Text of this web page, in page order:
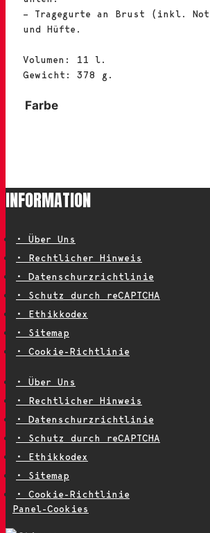
– Tragegurte an Brust (inkl.
und Hüfte.
Volumen: 11 l.
Gewicht: 378 g.
Farbe
INFORMATION
• Über Uns
• Rechtlicher Hinweis
• Datenschurzrichtlinie
• Schutz durch reCAPTCHA
• Ethikkodex
• Sitemap
• Cookie-Richtlinie
• Über Uns
• Rechtlicher Hinweis
• Datenschurzrichtlinie
• Schutz durch reCAPTCHA
• Ethikkodex
• Sitemap
• Cookie-Richtlinie
Panel-Cookies